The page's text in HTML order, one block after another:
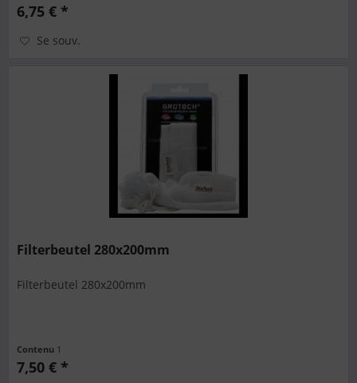
6,75 € *
Se souv.
Filterbeutel 280x200mm
Filterbeutel 280x200mm
Contenu 1
7,50 € *